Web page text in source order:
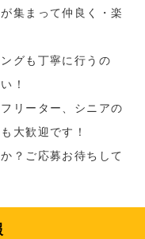
集まって仲良く・楽
グも丁寧に行うの
！
リーター、シニアの
大歓迎です！
？ご応募お待ちして